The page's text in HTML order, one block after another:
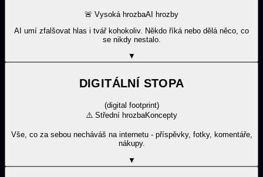
🚨 Vysoká hrozbaAI hrozby
AI umí zfalšovat hlas i tvář kohokoliv. Někdo říká nebo dělá něco, co
se nikdy nestalo.
▼
DIGITÁLNÍ STOPA
(digital footprint)
⚠️ Střední hrozbaKoncepty
Vše, co za sebou necháváš na internetu - příspěvky, fotky, komentáře,
nákupy.
▼